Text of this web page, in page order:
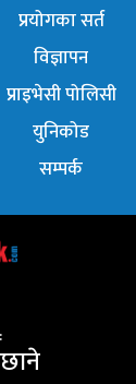
प्रयोगका सर्त
विज्ञापन
प्राइभेसी पोलिसी
युनिकोड
सम्पर्क